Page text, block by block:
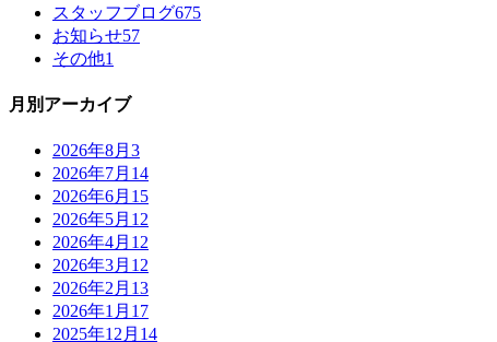
スタッフブログ675
お知らせ57
その他1
月別アーカイブ
2026年8月 3
2026年7月 14
2026年6月 15
2026年5月 12
2026年4月 12
2026年3月 12
2026年2月 13
2026年1月 17
2025年12月 14